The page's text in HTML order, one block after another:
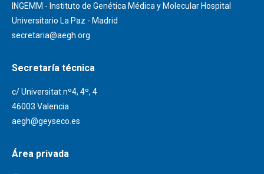
INGEMM - Instituto de Genética Médica y Molecular Hospital
Universitario La Paz - Madrid
secretaria@aegh.org
Secretaría técnica
c/ Universitat nº4, 4º, 4
46003 Valencia
aegh@geyseco.es
Área privada